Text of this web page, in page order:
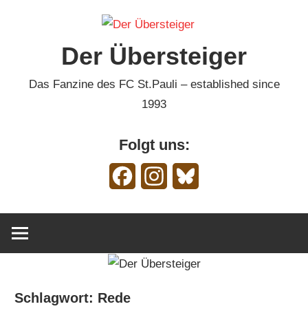
Der Übersteiger
Das Fanzine des FC St.Pauli – established since
1993
Folgt uns:
FacebookInstagram
Schlagwort: Rede